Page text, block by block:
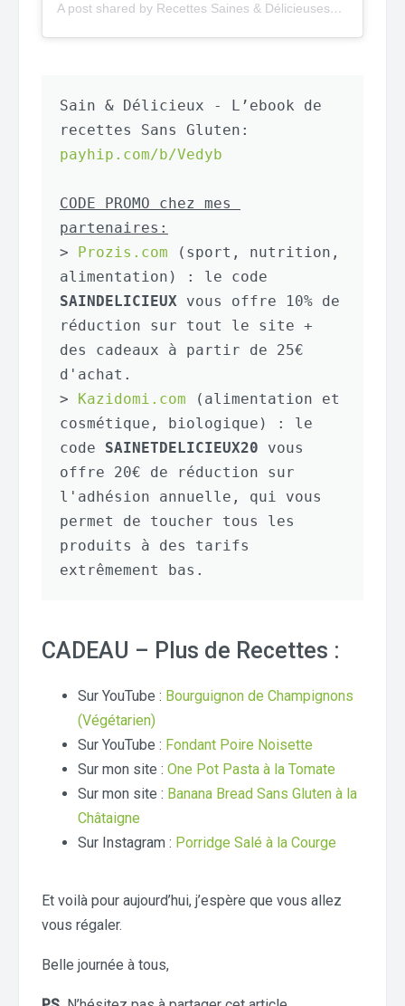
A post shared by Recettes Saines & Délicieuses
Sain & Délicieux - L’ebook de
payhip.com/b/Vedyb
CODE PROMO chez mes
partenaires:
> Prozis.com (sport, nutrition,
SAINDELICIEUX vous offre 10% de
réduction sur tout le site +
des cadeaux à partir de 25€
d'achat.
> Kazidomi.com (alimentation et
cosmétique, biologique) : le
code SAINETDELICIEUX20 vous
offre 20€ de réduction sur
l'adhésion annuelle, qui vous
permet de toucher tous les
produits à des tarifs
extrêmement bas.
CADEAU – Plus de Recettes :
Sur YouTube : Bourguignon de Champignons
(Végétarien)
Sur YouTube : Fondant Poire Noisette
Sur mon site : One Pot Pasta à la Tomate
Sur mon site : Banana Bread Sans Gluten à la
Châtaigne
Sur Instagram : Porridge Salé à la Courge
Et voilà pour aujourd’hui, j’espère que vous allez
vous régaler.
Belle journée à tous,